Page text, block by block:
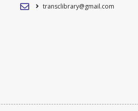
transclibrary@gmail.com